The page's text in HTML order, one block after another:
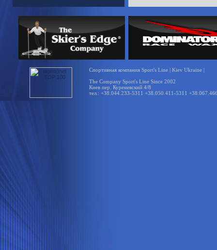
Спортивная компания Sport's Line | Kiev Ukraine |
The Company Sport's Line Since 2002
Киев пер. Куреневский 4/8
тел.: +38.044.233-5311 +38.050.411-5311